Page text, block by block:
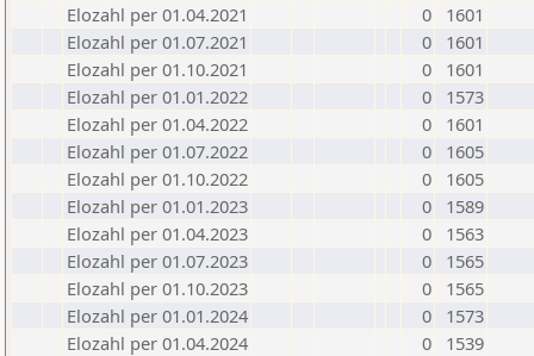
Elozahl per 01.04.2021
0
1601
Elozahl per 01.07.2021
0
1601
Elozahl per 01.10.2021
0
1601
Elozahl per 01.01.2022
0
1573
Elozahl per 01.04.2022
0
1601
Elozahl per 01.07.2022
0
1605
Elozahl per 01.10.2022
0
1605
Elozahl per 01.01.2023
0
1589
Elozahl per 01.04.2023
0
1563
Elozahl per 01.07.2023
0
1565
Elozahl per 01.10.2023
0
1565
Elozahl per 01.01.2024
0
1573
Elozahl per 01.04.2024
0
1539